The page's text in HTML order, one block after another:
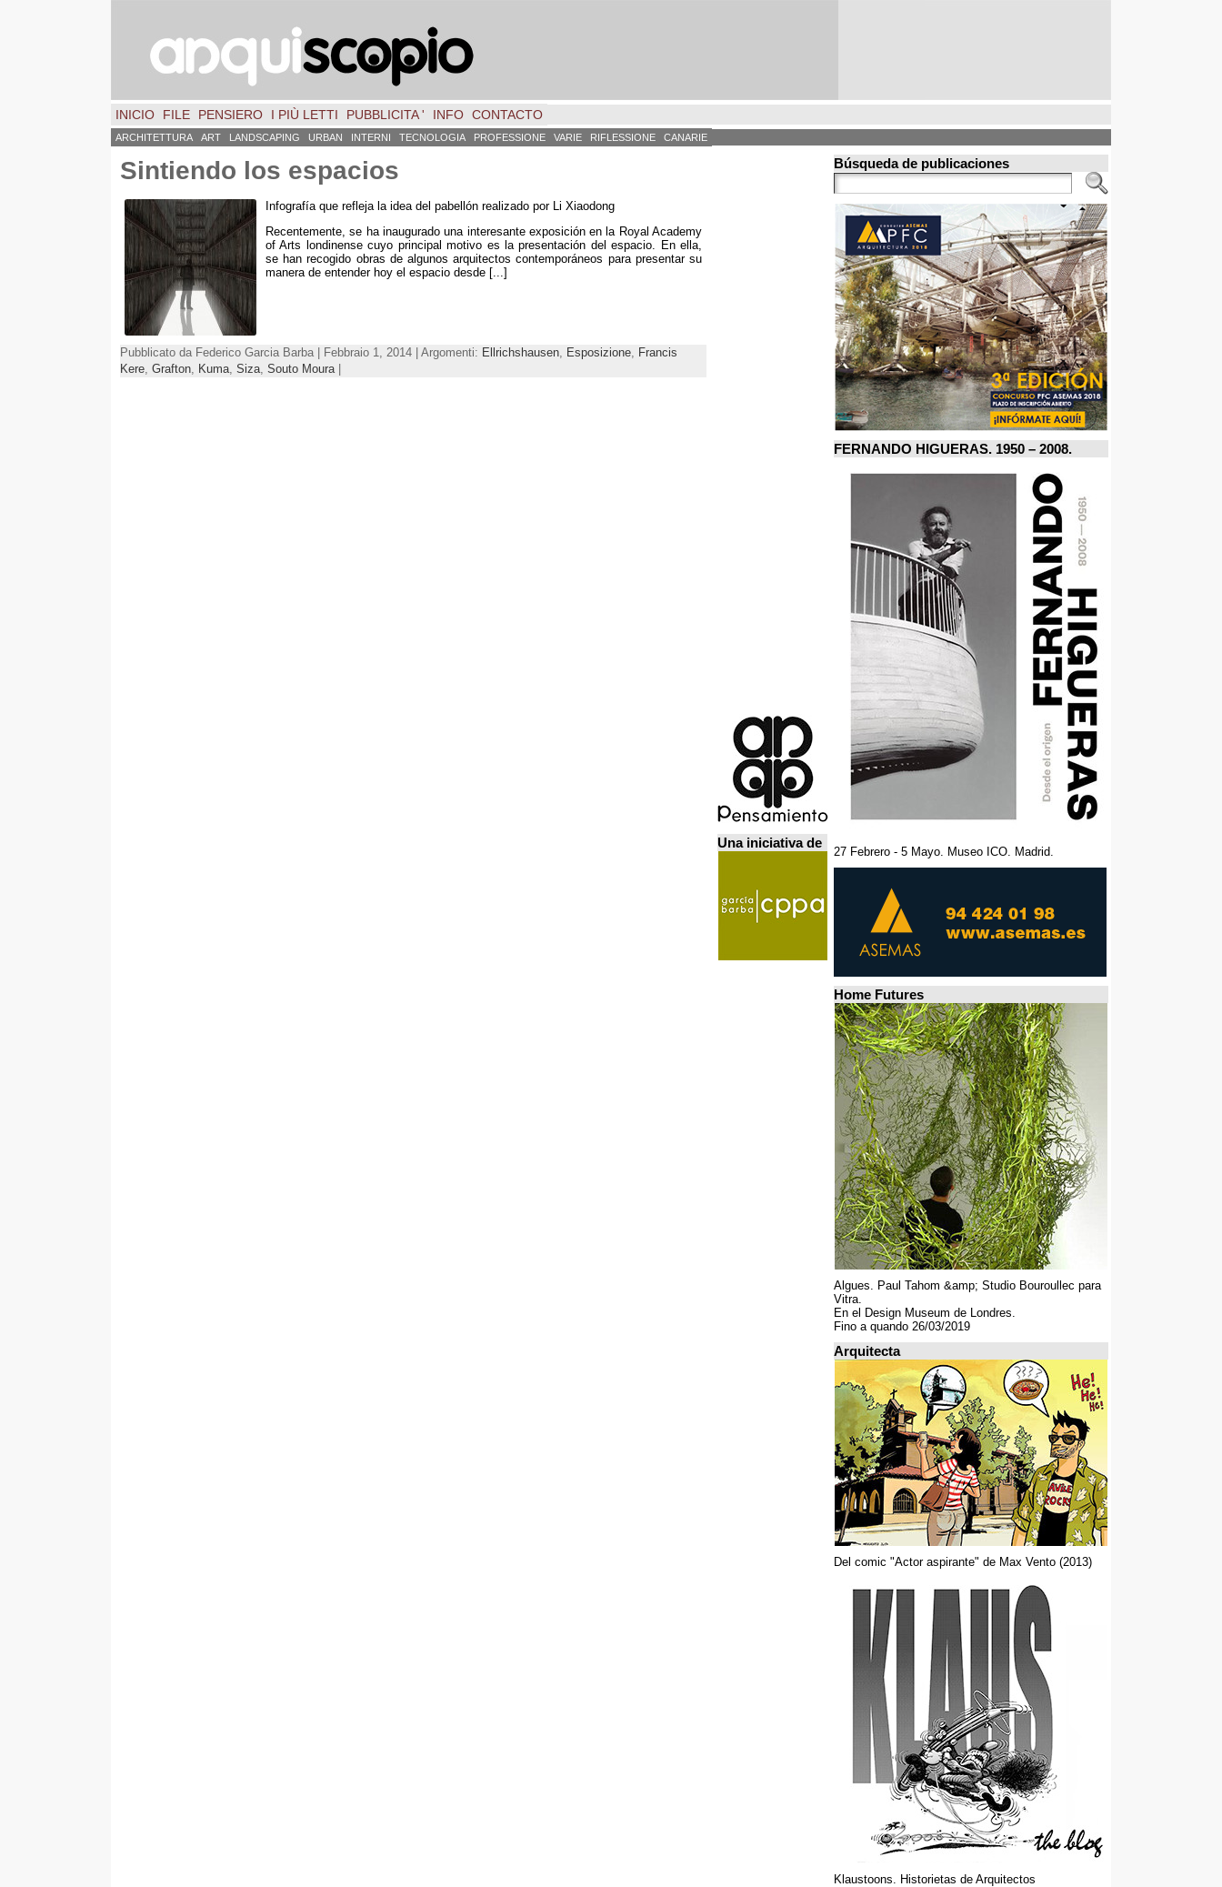
INICIO FILE PENSIERO I PIÙ LETTI PUBBLICITA ' INFO CONTACTO
ARCHITETTURA ART LANDSCAPING URBAN INTERNI TECNOLOGIA PROFESSIONE VARIE RIFLESSIONE CANARIE
Sintiendo los espacios
Infografía que refleja la idea del pabellón realizado por Li Xiaodong
Recentemente,se ha inaugurado una interesante exposición en la Royal Academy
of Arts londinense cuyo principal motivo es la presentación del espacio
En ella
se han recogido obras de algunos arquitectos contemporáneos para presentar su
manera de entender hoy el espacio desde [...]
Pubblicato da Federico Garcia Barba | Febbraio 1, 2014 | Argomenti: Ellrichshausen Esposizione
Francis
Kere Grafton Kuma Siza Souto Moura
Una iniciativa de
Búsqueda de publicaciones
FERNANDO HIGUERAS. 1950 – 2008.
27 Febrero - 5 Mayo. Museo ICO. Madrid.
Home Futures
Algues. Paul Tahom &amp; Studio Bouroullec para
Vitra.
En el Design Museum de Londres.
Fino a quando 26/03/2019
Arquitecta
Del comic "Actor aspirante" de Max Vento (2013)
Klaustoons. Historietas de Arquitectos